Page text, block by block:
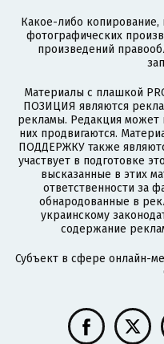
Какое-либо копирование,
фотографических
произведений
Материалы с плашкой
ПОЗИЦИЯ являются
рекламы. Редакция может
них продвигаются.
ПОДДЕРЖКУ также
участвует в подготовке
высказанные в этих
ответственности за
обнародованные в
украинскому
содержание
Субъект в сфере онлайн-